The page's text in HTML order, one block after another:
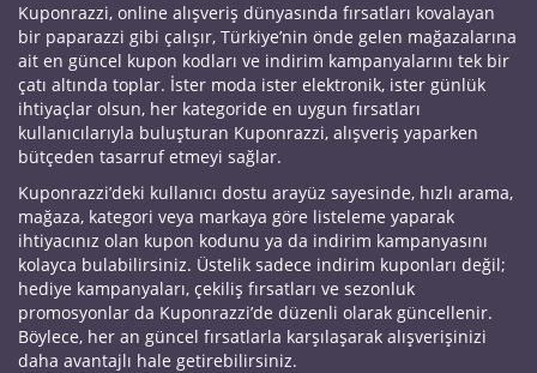
Kuponrazzi, online alışveriş dünyasında fırsatları kovalayan
bir paparazzi gibi çalışır, Türkiye’nin önde gelen mağazalarına
ait en güncel kupon kodları ve indirim kampanyalarını tek bir
çatı altında toplar. İster moda ister elektronik, ister günlük
ihtiyaçlar olsun, her kategoride en uygun fırsatları
kullanıcılarıyla buluşturan Kuponrazzi, alışveriş yaparken
bütçeden tasarruf etmeyi sağlar.
Kuponrazzi’deki kullanıcı dostu arayüz sayesinde, hızlı arama,
mağaza, kategori veya markaya göre listeleme yaparak
ihtiyacınız olan kupon kodunu ya da indirim kampanyasını
kolayca bulabilirsiniz. Üstelik sadece indirim kuponları değil;
hediye kampanyaları, çekiliş fırsatları ve sezonluk
promosyonlar da Kuponrazzi’de düzenli olarak güncellenir.
Böylece, her an güncel fırsatlarla karşılaşarak alışverişinizi
daha avantajlı hale getirebilirsiniz.